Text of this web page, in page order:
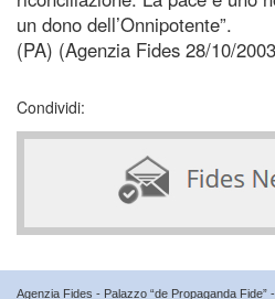
un dono dell’Onnipotente”.
(PA) (Agenzia Fides 28/10/
Condividi:
Agenzia Fides - Palazzo “de Propaganda Fide”